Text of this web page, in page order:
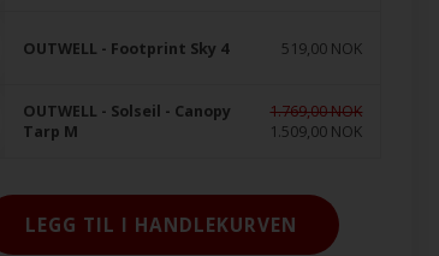
OUTWELL - Footprint Sky 4 519,00 NOK
OUTWELL - Solseil - Canopy
Tarp M
1.769,00 NOK
1.509,00 NOK